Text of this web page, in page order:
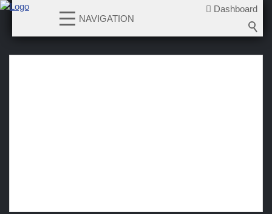
Dashboard
NAVIGATION